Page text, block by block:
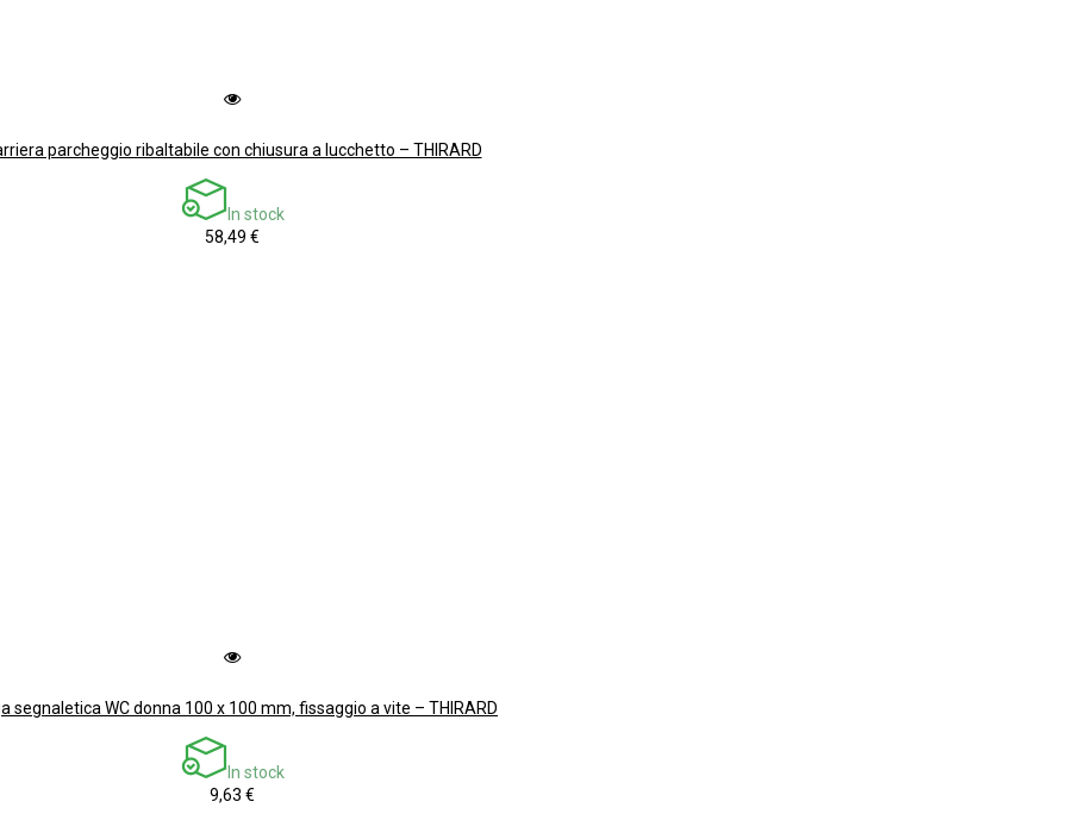
parcheggio ribaltabile con chiusura a lucchetto – THIRARD
In stock
58,49 €
segnaletica WC donna 100 x 100 mm, fissaggio a vite – THIRARD
In stock
9,63 €